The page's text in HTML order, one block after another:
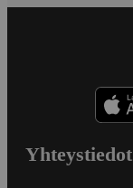
Yhteystiedot